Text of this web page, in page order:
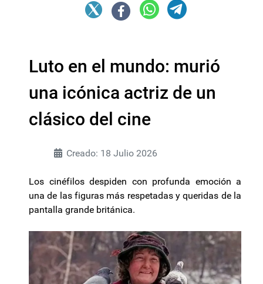
Luto en el mundo: murió
una icónica actriz de un
clásico del cine
Creado: 18 Julio 2026
Los cinéfilos despiden con profunda emoción a
una de las figuras más respetadas y queridas de la
pantalla grande británica.